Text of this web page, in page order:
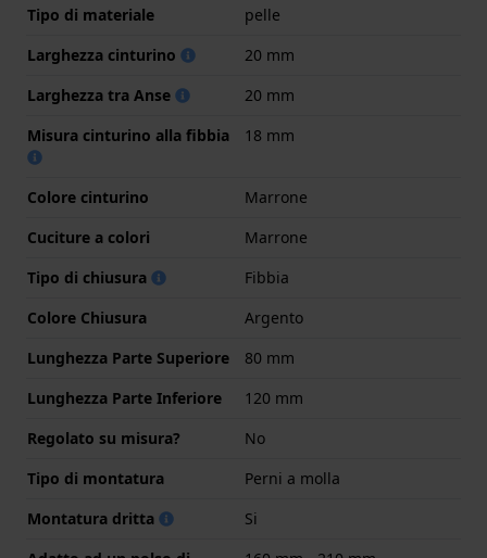
Tipo di materiale
pelle
Larghezza cinturino
20 mm
Larghezza tra Anse
20 mm
Misura cinturino alla fibbia
18 mm
Colore cinturino
Marrone
Cuciture a colori
Marrone
Tipo di chiusura
Fibbia
Colore Chiusura
Argento
Lunghezza Parte Superiore
80 mm
Lunghezza Parte Inferiore
120 mm
Regolato su misura?
No
Tipo di montatura
Perni a molla
Montatura dritta
Si